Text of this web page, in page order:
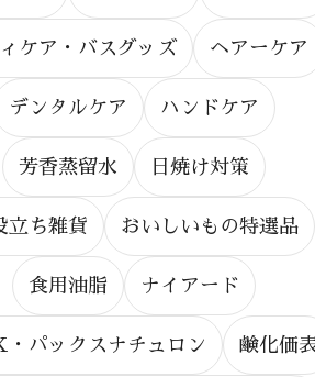
ケア・バスグッズ ヘアーケア
デンタルケア ハンドケア
芳香蒸留水 日焼け対策
立ち雑貨 おいしいもの特選品
食用油脂 ナイアード
・パックスナチュロン 鹸化価